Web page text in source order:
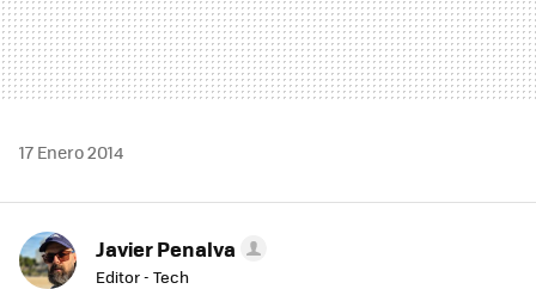
17 Enero 2014
Javier Penalva
Editor - Tech